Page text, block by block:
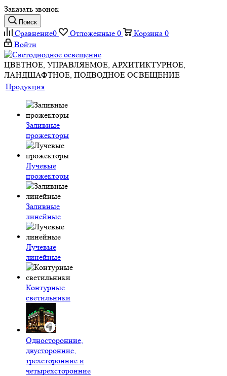
Заказать звонок
Поиск
Сравнение0 Отложенные 0 Корзина 0
Войти
ЦВЕТНОЕ, УПРАВЛЯЕМОЕ, АРХИТИКТУРНОЕ,
ЛАНДШАФТНОЕ, ПОДВОДНОЕ ОСВЕЩЕНИЕ
Продукция
Заливные
прожекторы
Лучевые
прожекторы
Заливные
линейные
Лучевые
линейные
Контурные
светильники
Односторонние,
двусторонние,
трехсторонние и
четырехсторонние